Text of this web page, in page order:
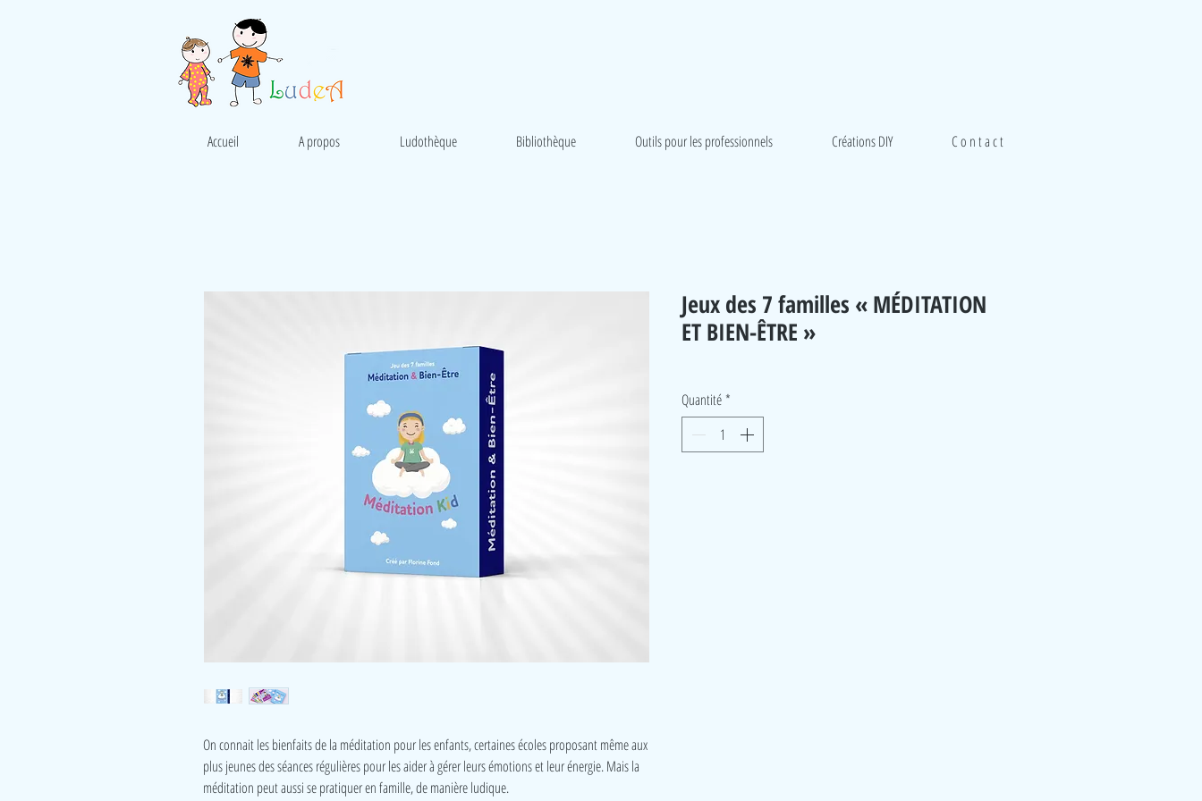
Accueil A propos Ludothèque Bibliothèque Outils pour les professionnels Créations DIY C o n t a c t
On connait les bienfaits de la méditation pour les enfants, certaines écoles proposant même aux
plus jeunes des séances régulières pour les aider à gérer leurs émotions et leur énergie. Mais la
méditation peut aussi se pratiquer en famille, de manière ludique.
Jeux des 7 familles « MÉDITATION
ET BIEN-ÊTRE »
Quantité *